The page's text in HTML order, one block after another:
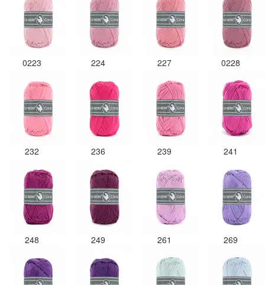
0223 224 227 0228
232 236 239 241
248 249 261 269